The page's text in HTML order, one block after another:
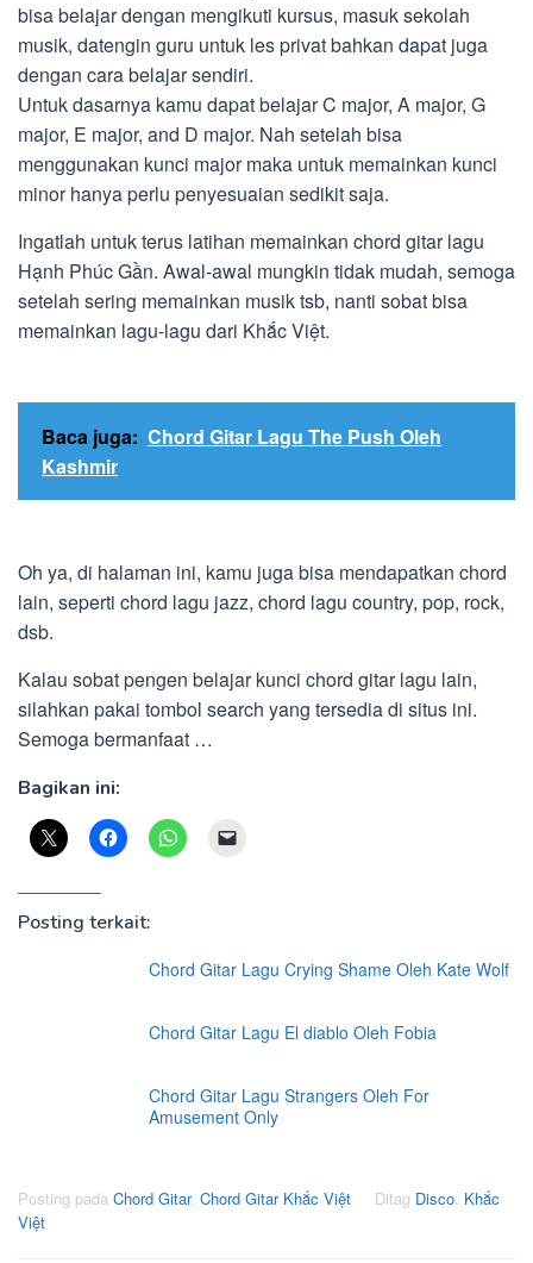
bisa belajar dengan mengikuti kursus, masuk sekolah
musik, datengin guru untuk les privat bahkan dapat juga
dengan cara belajar sendiri.
Untuk dasarnya kamu dapat belajar C major, A major, G
major, E major, and D major. Nah setelah bisa
menggunakan kunci major maka untuk memainkan kunci
minor hanya perlu penyesuaian sedikit saja.
Ingatlah untuk terus latihan memainkan chord gitar lagu
Hạnh Phúc Gần. Awal-awal mungkin tidak mudah, semoga
setelah sering memainkan musik tsb, nanti sobat bisa
memainkan lagu-lagu dari Khắc Việt.
Baca juga: Chord Gitar Lagu The Push Oleh
Kashmir
Oh ya, di halaman ini, kamu juga bisa mendapatkan chord
lain, seperti chord lagu jazz, chord lagu country, pop, rock,
dsb.
Kalau sobat pengen belajar kunci chord gitar lagu lain,
silahkan pakai tombol search yang tersedia di situs ini.
Semoga bermanfaat …
Bagikan ini:
Posting terkait:
Chord Gitar Lagu Crying Shame Oleh Kate Wolf
Chord Gitar Lagu El diablo Oleh Fobia
Chord Gitar Lagu Strangers Oleh For
Amusement Only
Posting pada Chord Gitar, Chord Gitar Khắc Việt Ditag Disco, Khắc
Việt